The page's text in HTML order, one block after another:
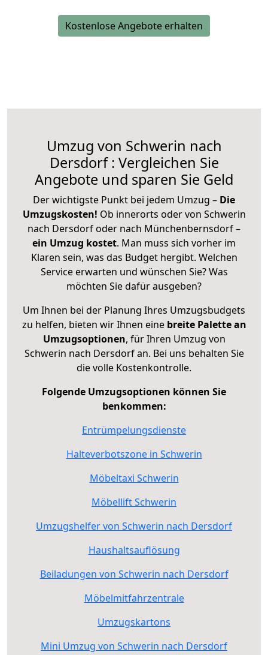
Kostenlose Angebote erhalten
Umzug von Schwerin nach
Dersdorf : Vergleichen Sie
Angebote und sparen Sie Geld
Der wichtigste Punkt bei jedem Umzug – Die
Umzugskosten! Ob innerorts oder von Schwerin
nach Dersdorf oder nach Münchenbernsdorf –
ein Umzug kostet. Man muss sich vorher im
Klaren sein, was das Budget hergibt. Welchen
Service erwarten und wünschen Sie? Was
möchten Sie dafür ausgeben?
Um Ihnen bei der Planung Ihres Umzugsbudgets
zu helfen, bieten wir Ihnen eine breite Palette an
Umzugsoptionen, für Ihren Umzug von
Schwerin nach Dersdorf an. Bei uns behalten Sie
die volle Kostenkontrolle.
Folgende Umzugsoptionen können Sie
benkommen:
Entrümpelungsdienste
Halteverbotszone in Schwerin
Möbeltaxi Schwerin
Möbellift Schwerin
Umzugshelfer von Schwerin nach Dersdorf
Haushaltsauflösung
Beiladungen von Schwerin nach Dersdorf
Möbelmitfahrzentrale
Umzugskartons
Mini Umzug von Schwerin nach Dersdorf